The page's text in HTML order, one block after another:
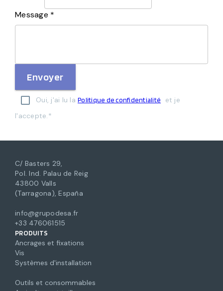
Message *
Envoyer
Oui, j'ai lu la Politique de confidentialité
et je
l'accepte.*
C/ Basters 29,
Pol. Ind. Palau de Reig
43800 Valls
(Tarragona), España
info@grupodesa.fr
+33 476061515
PRODUITS
Ancrages et fixations
Vis
Systèmes d'installation
Outils et consommables